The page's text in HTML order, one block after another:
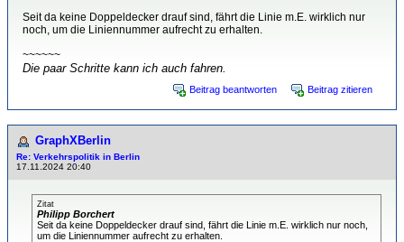
Seit da keine Doppeldecker drauf sind, fährt die Linie m.E. wirklich nur
noch, um die Liniennummer aufrecht zu erhalten.
~~~~~~
Die paar Schritte kann ich auch fahren.
Beitrag beantworten Beitrag zitieren
GraphXBerlin
Re: Verkehrspolitik in Berlin
17.11.2024 20:40
Zitat
Philipp Borchert
Seit da keine Doppeldecker drauf sind, fährt die Linie m.E. wirklich nur noch,
um die Liniennummer aufrecht zu erhalten.